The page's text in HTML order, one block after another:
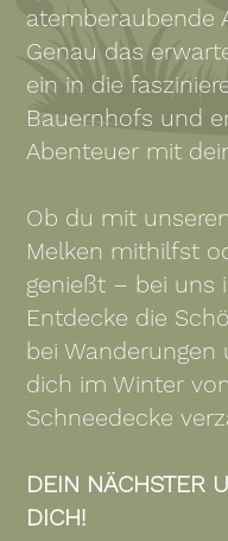
atemberaubende
Genau das
ein in die
Bauernhofs und
Abenteuer mit
Ob du mit
Melken mithilfst
genießt – bei uns
Entdecke die
bei
dich im Winter
Schneedecke
DEIN NÄCHSTER
DICH!